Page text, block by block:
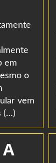
em
o
vem
(…)